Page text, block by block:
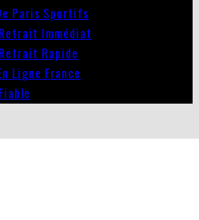
Paris Sportifs
Immédiat
Rapide
Ligne France